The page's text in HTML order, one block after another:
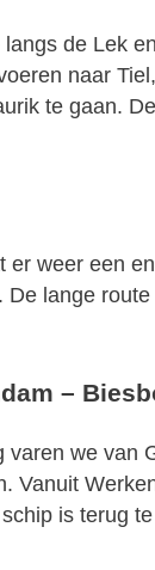
de Lek
naar
te gaan.
er weer een
lange
–
varen we van
Vanuit
is terug